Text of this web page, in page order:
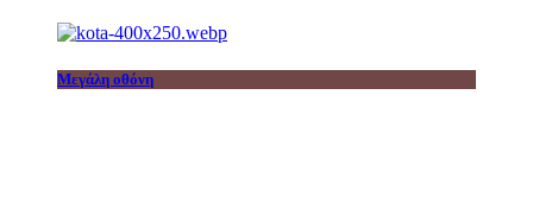
Μεγάλη οθόνη